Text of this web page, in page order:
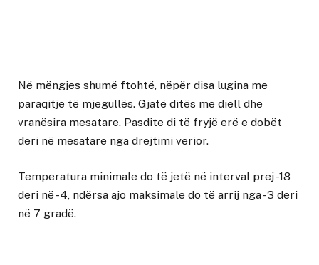
Në mëngjes shumë ftohtë, nëpër disa lugina me
paraqitje të mjegullës. Gjatë ditës me diell dhe
vranësira mesatare. Pasdite di të fryjë erë e dobët
deri në mesatare nga drejtimi verior.
Temperatura minimale do të jetë në interval prej -18
deri në -4, ndërsa ajo maksimale do të arrij nga -3 deri
në 7 gradë.